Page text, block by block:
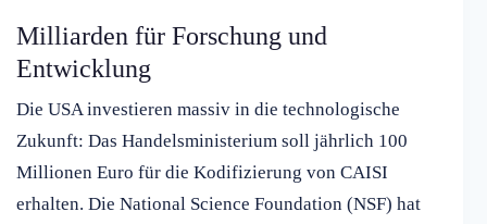
Milliarden für Forschung und
Entwicklung
Die USA investieren massiv in die technologische
Zukunft: Das Handelsministerium soll jährlich 100
Millionen Euro für die Kodifizierung von CAISI
erhalten. Die National Science Foundation (NSF) hat